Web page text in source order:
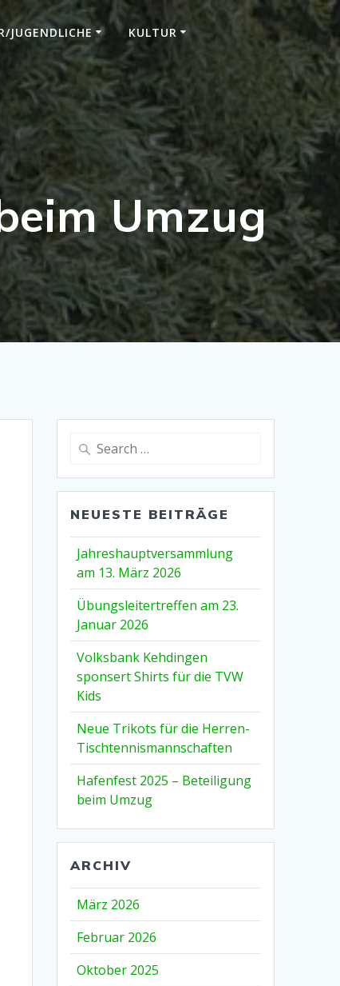
JUGENDLICHE KULTUR
Umzug
Search
NEUESTE BEITRÄGE
Jahreshauptversammlung
am 13. März 2026
Übungsleitertreffen am 23.
Januar 2026
Volksbank Kehdingen
sponsert Shirts für die TVW
Kids
Neue Trikots für die Herren-
Tischtennismannschaften
Hafenfest 2025 – Beteiligung
beim Umzug
ARCHIV
März 2026
Februar 2026
Oktober 2025